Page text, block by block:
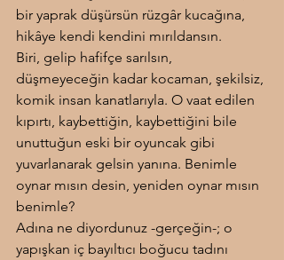
bir yaprak düşürsün rüzgâr kucağına,
hikâye kendi kendini mırıldansın.
Biri, gelip hafifçe sarılsın,
düşmeyeceğin kadar kocaman, şekilsiz,
komik insan kanatlarıyla. O vaat edilen
kıpırtı, kaybettiğin, kaybettiğini bile
unuttuğun eski bir oyuncak gibi
yuvarlanarak gelsin yanına. Benimle
oynar mısın desin, yeniden oynar mısın
benimle?
Adına ne diyordunuz -gerçeğin-; o
yapışkan iç bayıltıcı boğucu tadını